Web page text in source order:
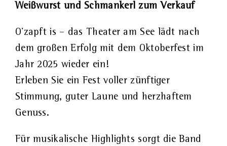
Weißwurst und Schmankerl zum Verkauf
O’zapft is – das Theater am See lädt nach
dem großen Erfolg mit dem Oktoberfest im
Jahr 2025 wieder ein!
Erleben Sie ein Fest voller zünftiger
Stimmung, guter Laune und herzhaftem
Genuss.
Für musikalische Highlights sorgt die Band